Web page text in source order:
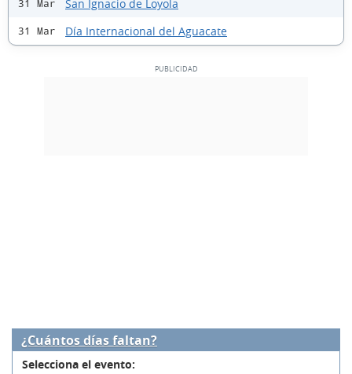
31 Mar San Ignacio de Loyola
31 Mar Día Internacional del Aguacate
¿Cuántos días faltan?
Selecciona el evento: